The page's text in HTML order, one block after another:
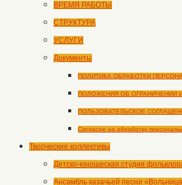
ВРЕМЯ РАБОТЫ
СТРУКТУРА
УСЛУГИ
Документы
ПОЛИТИКА ОБРАБОТКИ
ПОЛОЖЕНИЯ ОБ ОГРАНИЧЕНИИ
ПОЛЬЗОВАТЕЛЬСКОЕ
Согласие на обработку
Творческие коллективы
Детско-юношеская студия
Ансамбль казачьей песни